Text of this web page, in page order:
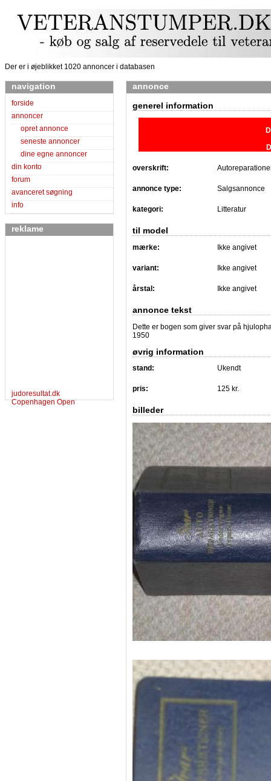
Der er i øjeblikket 1020 annoncer i databasen
navigation
forside
annoncer
opret annonce
seneste annoncer
dine egne annoncer
din konto
forum
avanceret søgning
info
reklame
judoresultat.dk
Copenhagen Open
annonce
generel information
overskrift:
annonce type: Salgsannonce
kategori: Litteratur
til model
mærke: Ikke angivet
variant: Ikke angivet
årstal: Ikke angivet
annonce tekst
Dette er bogen som giver svar på
1950
øvrig information
stand: Ukendt
pris: 125 kr.
billeder